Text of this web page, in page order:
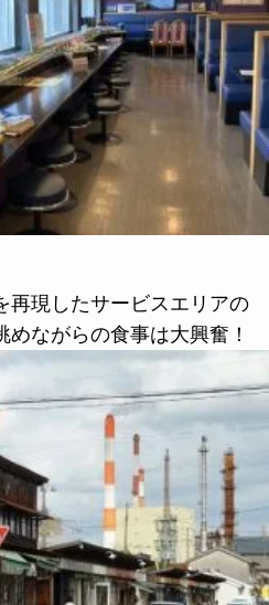
る茶畑の里を走る鉄道と芸